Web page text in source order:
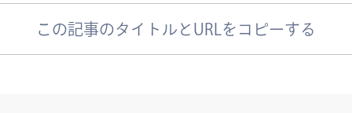
この記事のタイトルとURLをコピーする